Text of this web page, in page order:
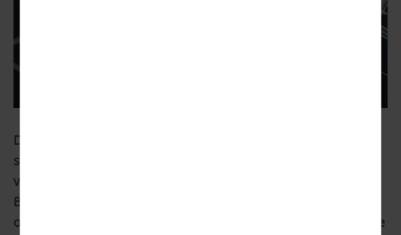
De salderingsregeling, die eigenaren van zonnepanelen in
staat stelt om opgewekte energie weg te strepen tegen hun
verbruik, wordt door de nieuwe coalitie van PVV, NSC, VVD en
BBB sneller afgeschaft dan gepland. Waar de regeling
oorspronkelijk geleidelijk zou verdwijnen tegen 2031, zal deze